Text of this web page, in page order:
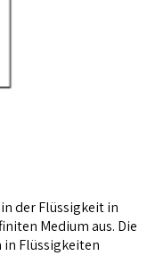
der Flüssigkeit in
Medium aus. Die
in Flüssigkeiten